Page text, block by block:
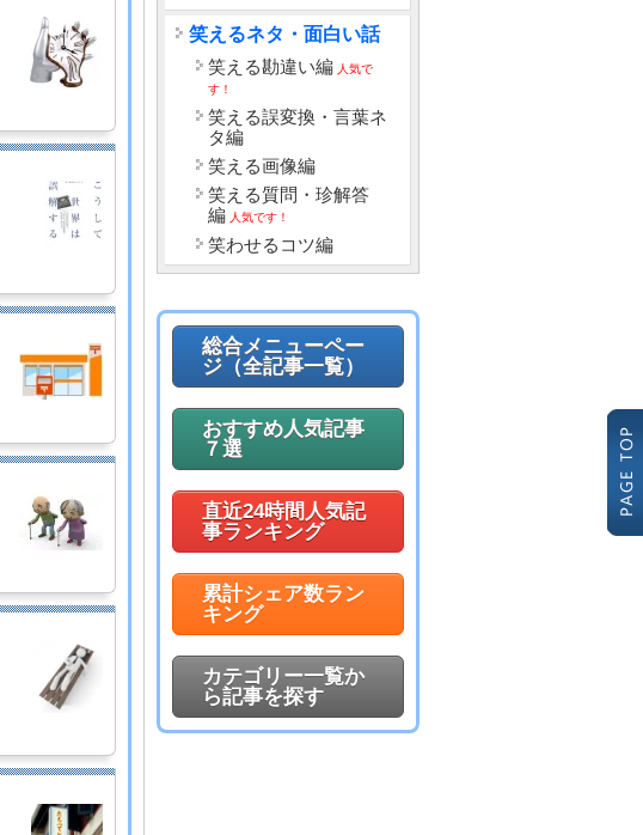
笑えるネタ・面白い話
笑える勘違い編 人気で
す！
笑える誤変換・言葉ネ
タ編
笑える画像編
笑える質問・珍解答
編 人気です！
笑わせるコツ編
総合メニューペー
ジ（全記事一覧）
おすすめ人気記事
７選
直近24時間人気記
事ランキング
累計シェア数ラン
キング
カテゴリー一覧か
ら記事を探す